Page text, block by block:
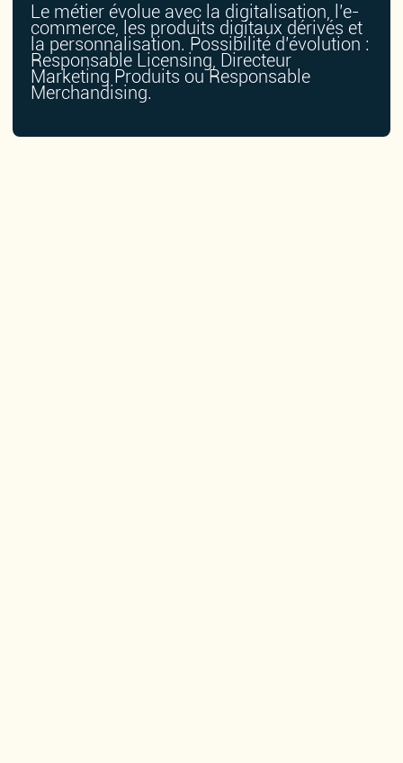
Le métier évolue avec la digitalisation, l’e-
commerce, les produits digitaux dérivés et
la personnalisation. Possibilité d’évolution :
Responsable Licensing, Directeur
Marketing Produits ou Responsable
Merchandising.